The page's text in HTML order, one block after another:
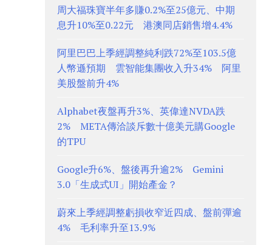
周大福珠寶半年多賺0.2%至25億元、中期
息升10%至0.22元 港澳同店銷售增4.4%
阿里巴巴上季經調整純利跌72%至103.5億
人幣遜預期 雲智能集團收入升34% 阿里
美股盤前升4%
Alphabet夜盤再升3%、英偉達NVDA跌
2% META傳洽談斥數十億美元購Google
的TPU
Google升6%、盤後再升逾2% Gemini
3.0「生成式UI」開始產金？
蔚來上季經調整虧損收窄近四成、盤前彈逾
4% 毛利率升至13.9%